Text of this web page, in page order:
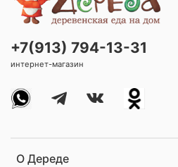
О Дереде
+7(913) 794-13-31
интернет-магазин